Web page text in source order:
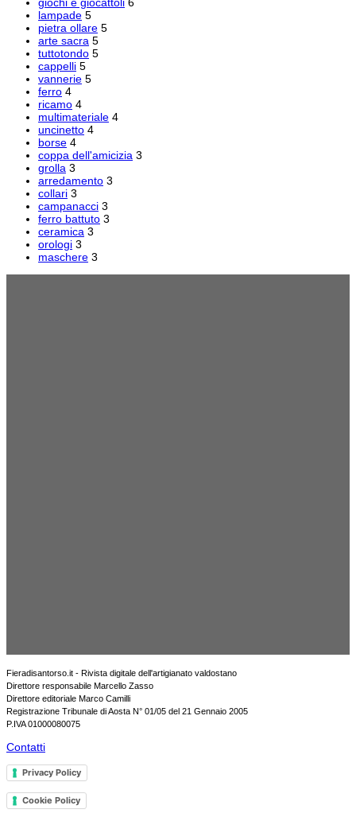
lampade 5
pietra ollare 5
arte sacra 5
tuttotondo 5
cappelli 5
vannerie 5
ferro 4
ricamo 4
multimateriale 4
uncinetto 4
borse 4
coppa dell'amicizia 3
grolla 3
arredamento 3
collari 3
campanacci 3
ferro battuto 3
ceramica 3
orologi 3
maschere 3
Fieradisantorso.it - Rivista digitale dell'artigianato valdostano
Direttore responsabile Marcello Zasso
Direttore editoriale Marco Camilli
Registrazione Tribunale di Aosta N° 01/05 del 21 Gennaio 2005
P.IVA 01000080075
Contatti
Privacy Policy
Cookie Policy